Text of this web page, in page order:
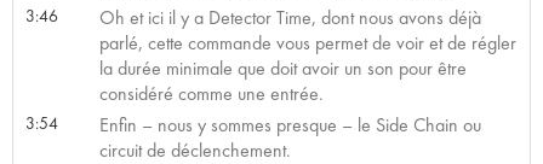
3:46
Oh et ici il y a Detector Time, dont nous avons déjà
parlé, cette commande vous permet de voir et de régler
la durée minimale que doit avoir un son pour être
considéré comme une entrée.
3:54
Enfin – nous y sommes presque – le Side Chain ou
circuit de déclenchement.